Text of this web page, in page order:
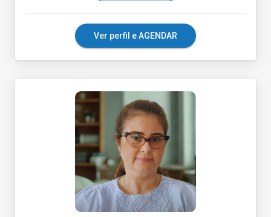
Ver perfil e AGENDAR